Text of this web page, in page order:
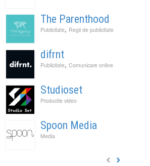
The Parenthood
Publicitate, Regii de publicitate
difrnt
Publicitate, Comunicare online
Studioset
Productie video
Spoon Media
Media